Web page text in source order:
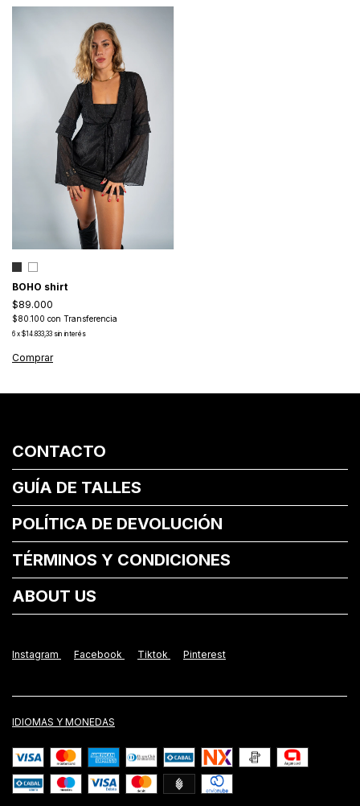
BOHO shirt
$89.000
$80.100 con Transferencia
6 x $14.833,33 sin interés
Comprar
CONTACTO
GUÍA DE TALLES
POLÍTICA DE DEVOLUCIÓN
TÉRMINOS Y CONDICIONES
ABOUT US
Instagram Facebook Tiktok Pinterest
IDIOMAS Y MONEDAS